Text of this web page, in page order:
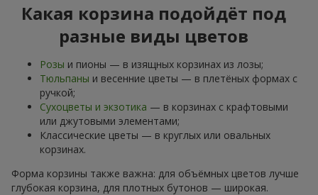
Какая корзина подойдёт под
разные виды цветов
Розы и пионы — в изящных корзинах из лозы;
Тюльпаны и весенние цветы — в плетёных формах с
ручкой;
Сухоцветы и экзотика — в корзинах с крафтовыми
или джутовыми элементами;
Классические цветы — в круглых или овальных
корзинах.
Форма корзины также важна: для объёмных цветов лучше
глубокая корзина, для плотных бутонов — широкая.